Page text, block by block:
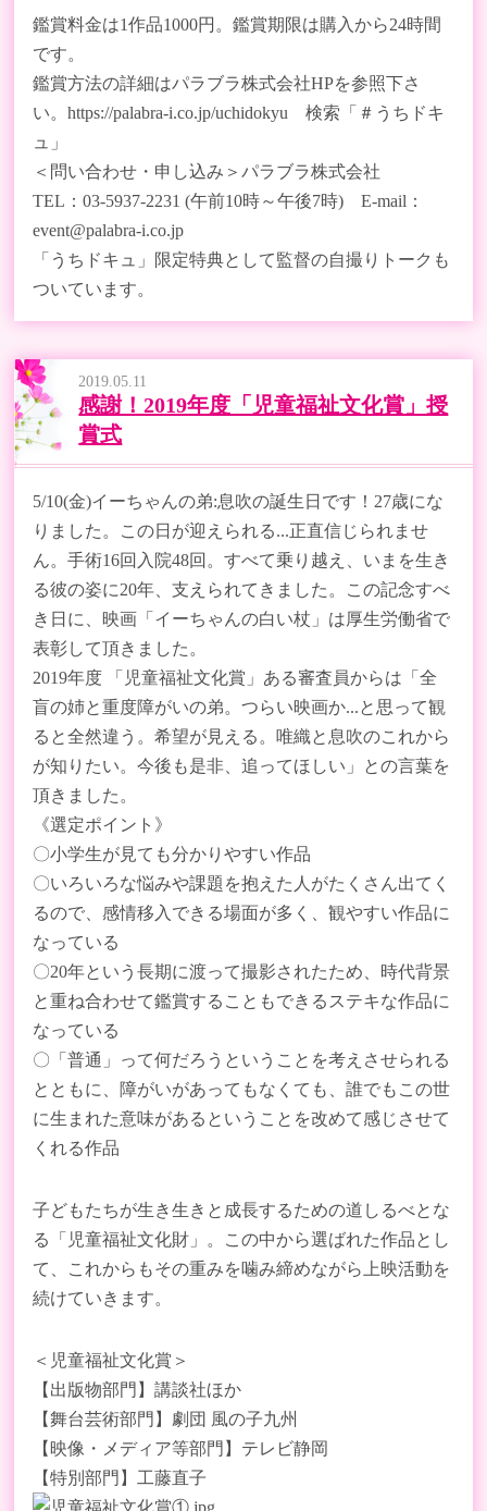
鑑賞料金は1作品1000円。鑑賞期限は購入から24時間
です。
鑑賞方法の詳細はパラブラ株式会社HPを参照下さ
い。https://palabra-i.co.jp/uchidokyu 検索「＃うちドキ
ュ」
＜問い合わせ・申し込み＞パラブラ株式会社
TEL：03-5937-2231 (午前10時～午後7時) E-mail：
event@palabra-i.co.jp
「うちドキュ」限定特典として監督の自撮りトークも
ついています。
2019.05.11
感謝！2019年度「児童福祉文化賞」授
賞式
5/10(金)イーちゃんの弟:息吹の誕生日です！27歳にな
りました。この日が迎えられる...正直信じられませ
ん。手術16回入院48回。すべて乗り越え、いまを生き
る彼の姿に20年、支えられてきました。この記念すべ
き日に、映画「イーちゃんの白い杖」は厚生労働省で
表彰して頂きました。
2019年度 「児童福祉文化賞」ある審査員からは「全
盲の姉と重度障がいの弟。つらい映画か...と思って観
ると全然違う。希望が見える。唯織と息吹のこれから
が知りたい。今後も是非、追ってほしい」との言葉を
頂きました。
《選定ポイント》
〇小学生が見ても分かりやすい作品
〇いろいろな悩みや課題を抱えた人がたくさん出てく
るので、感情移入できる場面が多く、観やすい作品に
なっている
〇20年という長期に渡って撮影されたため、時代背景
と重ね合わせて鑑賞することもできるステキな作品に
なっている
〇「普通」って何だろうということを考えさせられる
とともに、障がいがあってもなくても、誰でもこの世
に生まれた意味があるということを改めて感じさせて
くれる作品
子どもたちが生き生きと成長するための道しるべとな
る「児童福祉文化財」。この中から選ばれた作品とし
て、これからもその重みを噛み締めながら上映活動を
続けていきます。
＜児童福祉文化賞＞
【出版物部門】講談社ほか
【舞台芸術部門】劇団 風の子九州
【映像・メディア等部門】テレビ静岡
【特別部門】工藤直子